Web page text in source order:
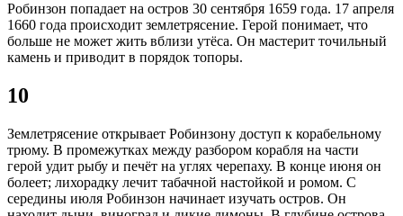
Робинзон попадает на остров 30 сентября 1659 года. 17 апреля
1660 года происходит землетрясение. Герой понимает, что
больше не может жить вблизи утёса. Он мастерит точильный
камень и приводит в порядок топоры.
10
Землетрясение открывает Робинзону доступ к корабельному
трюму. В промежутках между разбором корабля на части
герой удит рыбу и печёт на углях черепаху. В конце июня он
болеет; лихорадку лечит табачной настойкой и ромом. С
середины июля Робинзон начинает изучать остров. Он